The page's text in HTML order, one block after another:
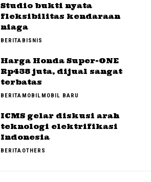
Studio bukti nyata
fleksibilitas kendaraan
niaga
BERITABISNIS
Harga Honda Super-ONE
Rp438 juta, dijual sangat
terbatas
BERITAMOBILMOBIL BARU
ICMS gelar diskusi arah
teknologi elektrifikasi
Indonesia
BERITAOTHERS